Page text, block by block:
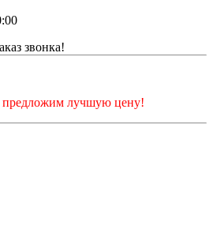
звонка!
лучшую цену!